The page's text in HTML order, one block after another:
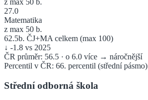
z max 50 b.
27.0
Matematika
z max 50 b.
62.5b. ČJ+MA celkem (max 100)
↓ -1.8 vs 2025
ČR průměr: 56.5 · o 6.0 více → náročnější
Percentil v ČR: 66. percentil (střední pásmo)
Střední odborná škola